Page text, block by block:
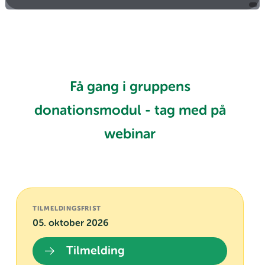
Få gang i gruppens
donationsmodul - tag med på
webinar
TILMELDINGSFRIST
05. oktober 2026
Tilmelding